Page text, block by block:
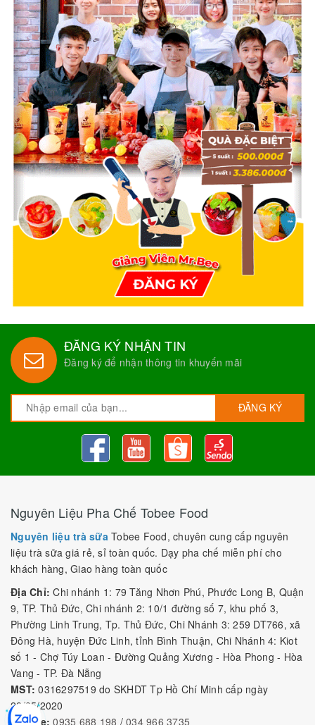
ĐĂNG KÝ NHẬN TIN
Đăng ký để nhận thông tin khuyến mãi
ĐĂNG KÝ
Nguyên Liệu Pha Chế Tobee Food
Nguyên liệu trà sữa Tobee Food, chuyên cung cấp nguyên
liệu trà sữa giá rẻ, sỉ toàn quốc. Dạy pha chế miễn phí cho
khách hàng, Giao hàng toàn quốc
Địa Chỉ: Chi nhánh 1: 79 Tăng Nhơn Phú, Phước Long B, Quận
9, TP. Thủ Đức, Chi nhánh 2: 10/1 đường số 7, khu phố 3,
Phường Linh Trung, Tp. Thủ Đức, Chi Nhánh 3: 259 DT766, xã
Đông Hà, huyện Đức Linh, tỉnh Bình Thuận, Chi Nhánh 4: Kiot
số 1 - Chợ Túy Loan - Đường Quảng Xương - Hòa Phong - Hòa
Vang - TP. Đà Nẵng
MST: 0316297519 do SKHDT Tp Hồ Chí Minh cấp ngày
28/05/2020
Hotline: 0935 688 198 / 034 966 3735